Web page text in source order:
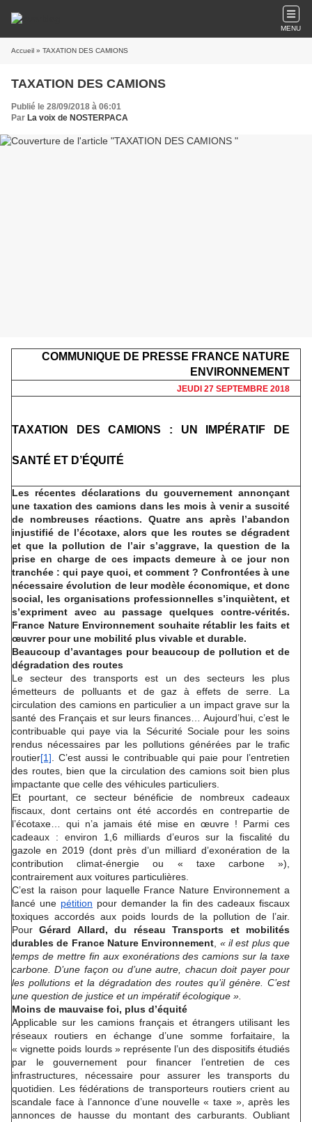
MENU
Accueil » TAXATION DES CAMIONS
TAXATION DES CAMIONS
Publié le 28/09/2018 à 06:01
Par La voix de NOSTERPACA
COMMUNIQUE DE PRESSE FRANCE NATURE
ENVIRONNEMENT
JEUDI 27 SEPTEMBRE 2018
TAXATION DES CAMIONS : UN IMPÉRATIF DE
SANTÉ ET D’ÉQUITÉ
Les récentes déclarations du gouvernement annonçant
une taxation des camions dans les mois à venir a suscité
de nombreuses réactions. Quatre ans après l’abandon
injustifié de l’écotaxe, alors que les routes se dégradent
et que la pollution de l’air s’aggrave, la question de la
prise en charge de ces impacts demeure à ce jour non
tranchée : qui paye quoi, et comment ? Confrontées à une
nécessaire évolution de leur modèle économique, et donc
social, les organisations professionnelles s’inquiètent, et
s’expriment avec au passage quelques contre-vérités.
France Nature Environnement souhaite rétablir les faits et
œuvrer pour une mobilité plus vivable et durable.
Beaucoup d’avantages pour beaucoup de pollution et de
dégradation des routes
Le secteur des transports est un des secteurs les plus
émetteurs de polluants et de gaz à effets de serre. La
circulation des camions en particulier a un impact grave sur la
santé des Français et sur leurs finances… Aujourd’hui, c’est le
contribuable qui paye via la Sécurité Sociale pour les soins
rendus nécessaires par les pollutions générées par le trafic
routier[1] . C’est aussi le contribuable qui paie pour l’entretien
des routes, bien que la circulation des camions soit bien plus
impactante que celle des véhicules particuliers.
Et pourtant, ce secteur bénéficie de nombreux cadeaux
fiscaux, dont certains ont été accordés en contrepartie de
l’écotaxe… qui n’a jamais été mise en œuvre ! Parmi ces
cadeaux : environ 1,6 milliards d’euros sur la fiscalité du
gazole en 2019 (dont près d’un milliard d’exonération de la
contribution climat-énergie ou « taxe carbone »),
contrairement aux voitures particulières.
C’est la raison pour laquelle France Nature Environnement a
lancé une pétition pour demander la fin des cadeaux fiscaux
toxiques accordés aux poids lourds de la pollution de l’air.
Pour Gérard Allard, du réseau Transports et mobilités
durables de France Nature Environnement « il est plus que
temps de mettre fin aux exonérations des camions sur la taxe
carbone. D’une façon ou d’une autre, chacun doit payer pour
les pollutions et la dégradation des routes qu’il génère. C’est
une question de justice et un impératif écologique ».
Moins de mauvaise foi, plus d’équité
Applicable sur les camions français et étrangers utilisant les
réseaux routiers en échange d’une somme forfaitaire, la
« vignette poids lourds » représente l’un des dispositifs étudiés
par le gouvernement pour financer l’entretien de ces
infrastructures, nécessaire pour assurer les transports du
quotidien. Les fédérations de transporteurs routiers crient au
scandale face à l’annonce d’une nouvelle « taxe », après les
annonces de hausse du montant des carburants. Oubliant